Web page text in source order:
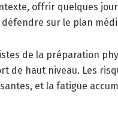
offrir quelques
défendre sur le plan
de la préparation
de haut niveau. Les
et la fatigue